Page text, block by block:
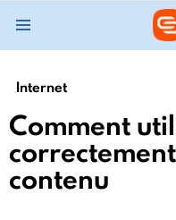
Internet
Comment
contenu